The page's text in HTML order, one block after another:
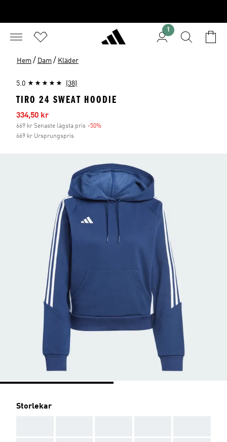
1
Hem / Dam / Kläder
5.0 (38)
TIRO 24 SWEAT HOODIE
Reapris
334,50 kr
669 kr Senaste lägsta pris -50%
669 kr Ursprungspris
Storlekar